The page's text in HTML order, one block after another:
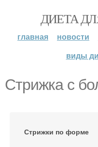
ДИЕТА
главная новости
виды
Стрижка с
Стрижки по форме